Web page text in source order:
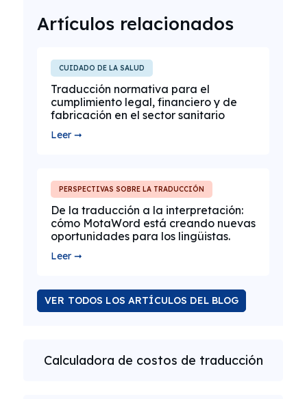
Artículos relacionados
CUIDADO DE LA SALUD
Traducción normativa para el
cumplimiento legal, financiero y de
fabricación en el sector sanitario
Leer ➞
PERSPECTIVAS SOBRE LA TRADUCCIÓN
De la traducción a la interpretación:
cómo MotaWord está creando nuevas
oportunidades para los lingüistas.
Leer ➞
VER TODOS LOS ARTÍCULOS DEL BLOG
Calculadora de costos de traducción